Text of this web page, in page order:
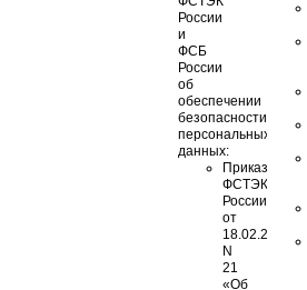
России
и
ФСБ
России
об
обеспечении
безопасности
персональных
данных:
Приказ
ФСТЭК
России
от
18.02.2013
N
21
«Об